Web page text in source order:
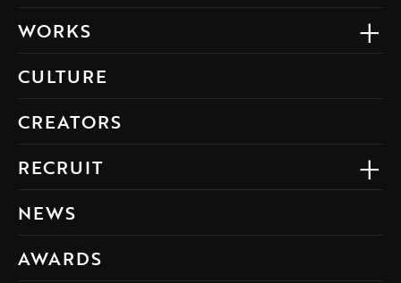
WORKS
CULTURE
CREATORS
RECRUIT
NEWS
AWARDS